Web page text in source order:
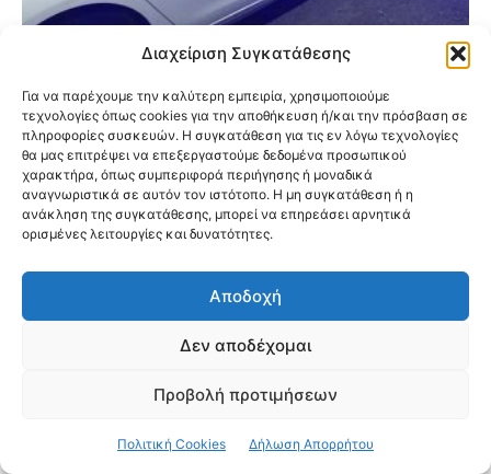
Διαχείριση Συγκατάθεσης
Για να παρέχουμε την καλύτερη εμπειρία, χρησιμοποιούμε
τεχνολογίες όπως cookies για την αποθήκευση ή/και την πρόσβαση σε
πληροφορίες συσκευών. Η συγκατάθεση για τις εν λόγω τεχνολογίες
θα μας επιτρέψει να επεξεργαστούμε δεδομένα προσωπικού
χαρακτήρα, όπως συμπεριφορά περιήγησης ή μοναδικά
αναγνωριστικά σε αυτόν τον ιστότοπο. Η μη συγκατάθεση ή η
ανάκληση της συγκατάθεσης, μπορεί να επηρεάσει αρνητικά
ορισμένες λειτουργίες και δυνατότητες.
Αποδοχή
Δεν αποδέχομαι
Προβολή προτιμήσεων
Πολιτική Cookies Δήλωση Απορρήτου
γυναίκα στο Ίλιον – Εγκλεισμός στο Δαφνί
μετά από εισαγγελική εντολή